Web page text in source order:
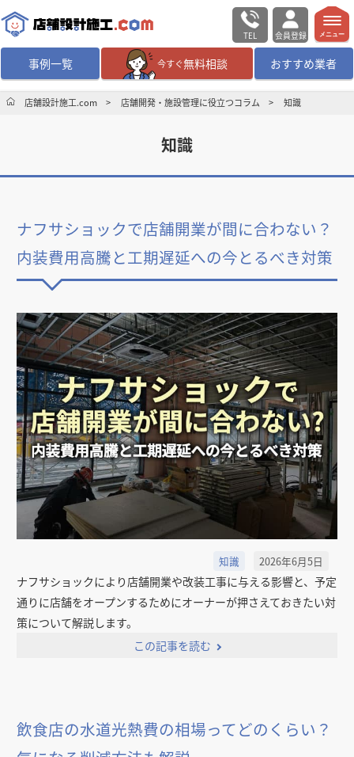
TEL 会員登録
事例一覧 今すぐ無料相談 おすすめ業者
無料相談 ログイン／会員登録
業者を探す
マッチング案件一覧
店舗設計施工.comとは
内装の費用相場シミュレーター
掲載希望のデザイン設計・施工会社様へ
店舗開業・改装をご検討中の方へ
メニュー
店舗設計施工.com 店舗開発・施設管理に役立つコラム 知識
知識
ナフサショックで店舗開業が間に合わない？
内装費用高騰と工期遅延への今とるべき対策
知識 2026年6月5日
ナフサショックにより店舗開業や改装工事に与える影響と、予定
通りに店舗をオープンするためにオーナーが押さえておきたい対
策について解説します。
この記事を読む
飲食店の水道光熱費の相場ってどのくらい？